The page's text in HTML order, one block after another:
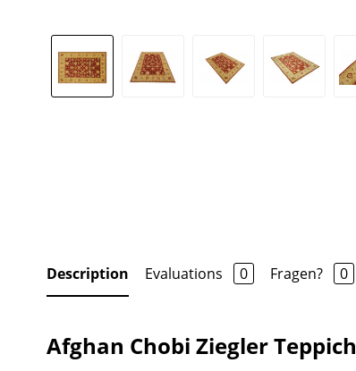
Description Evaluations 0 Fragen? 0
Afghan Chobi Ziegler Teppich